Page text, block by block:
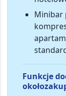
Minibar
Funkcje